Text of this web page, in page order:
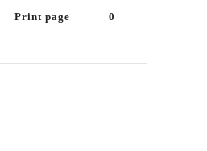
Print page 0